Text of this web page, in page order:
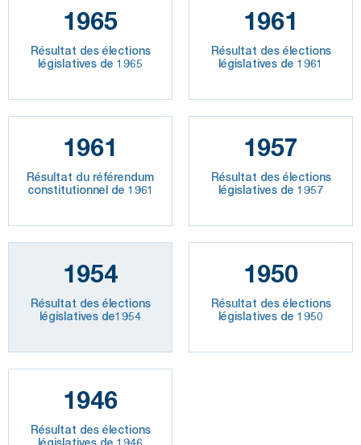
1965
Résultat des élections
législatives de 1965
1961
Résultat des élections
législatives de 1961
1961
Résultat du référendum
constitutionnel de 1961
1957
Résultat des élections
législatives de 1957
1954
Résultat des élections
législatives de1954
1950
Résultat des élections
législatives de 1950
1946
Résultat des élections
législatives de 1946